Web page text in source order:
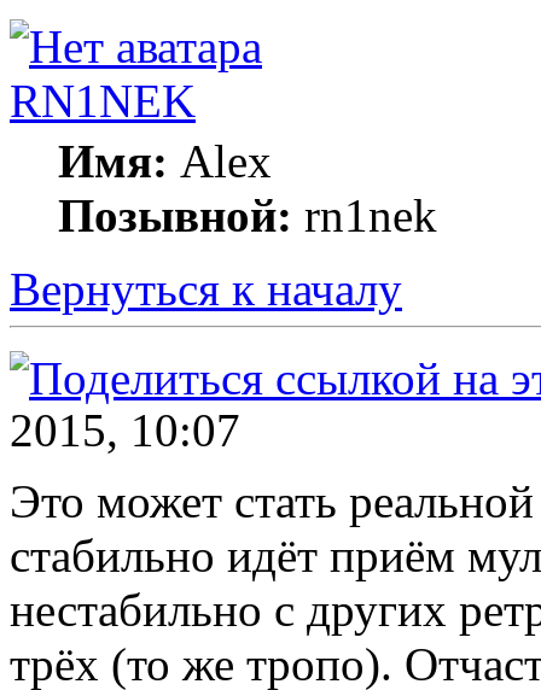
RN1NEK
Имя: Alex
Позывной: rn1nek
Вернуться к началу
2015, 10:07
Это может стать
стабильно идёт приём
нестабильно с других
трёх (то же тропо).